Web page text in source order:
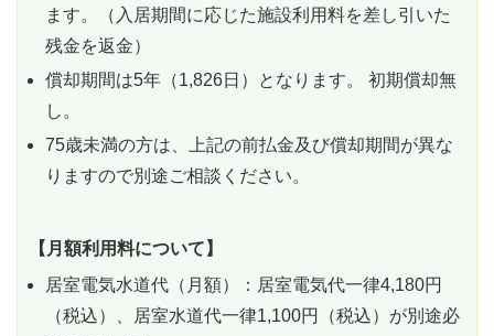
ます。（入居期間に応じた施設利用料を差し引いた
残金を返金）
償却期間は5年（1,826日）となります。 初期償却無
し。
75歳未満の方は、上記の前払金及び償却期間が異な
りますので別途ご相談ください。
【月額利用料について】
居室電気水道代（月額）：居室電気代一律4,180円
（税込）、居室水道代一律1,100円（税込）が別途必